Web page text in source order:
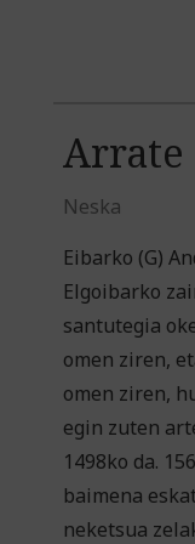
Arrate
Neska
Eibarko (G)
Elgoibarko
santutegia
omen ziren,
omen ziren,
egin zuten
1498ko da.
baimena
neketsua